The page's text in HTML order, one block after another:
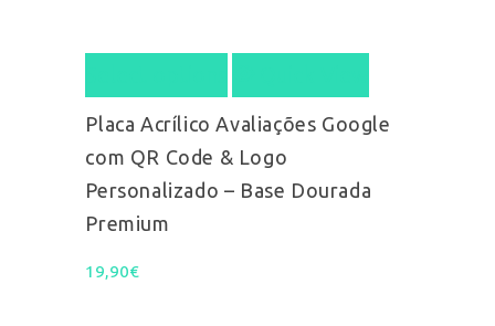
Placa Acrílico Avaliações Google
com QR Code & Logo
Personalizado – Base Dourada
Premium
19,90€